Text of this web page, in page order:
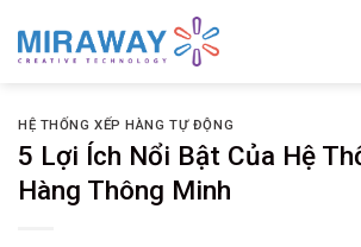
HỆ THỐNG XẾP HÀNG TỰ ĐỘNG
5 Lợi Ích Nổi Bật Của Hệ
Hàng Thông Minh